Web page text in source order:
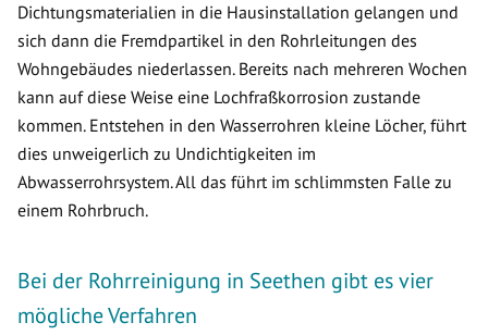
Dichtungsmaterialien in die Hausinstallation gelangen und
sich dann die Fremdpartikel in den Rohrleitungen des
Wohngebäudes niederlassen. Bereits nach mehreren Wochen
kann auf diese Weise eine Lochfraßkorrosion zustande
kommen. Entstehen in den Wasserrohren kleine Löcher, führt
dies unweigerlich zu Undichtigkeiten im
Abwasserrohrsystem. All das führt im schlimmsten Falle zu
einem Rohrbruch.
Bei der Rohrreinigung in Seethen gibt es vier
mögliche Verfahren